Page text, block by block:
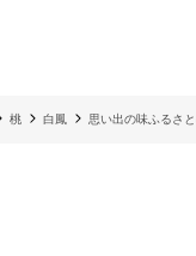
桃 白鳳 思い出の味ふるさ